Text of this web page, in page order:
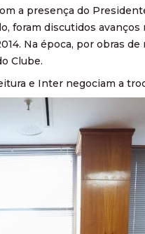
a presença do
foram discutidos
Na época, por obras
Clube.
e Inter negociam a